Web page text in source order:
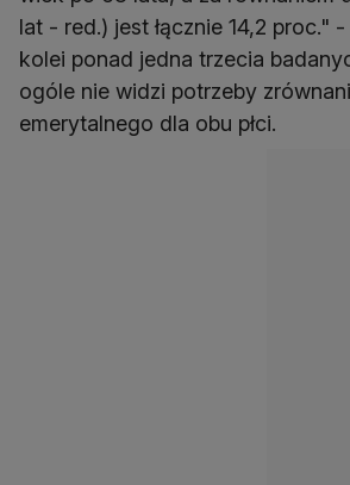
lat - red.) jest łącznie 14,2 proc."
kolei ponad jedna trzecia
ogóle nie widzi potrzeby
emerytalnego dla obu płci.